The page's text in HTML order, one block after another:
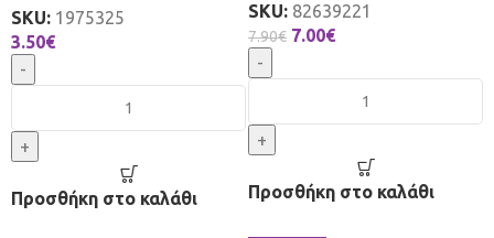
SKU: 1975325
3.50€
-
+
Προσθήκη στο καλάθι
SKU: 82639221
7.90€ 7.00€
-
+
Προσθήκη στο καλάθι